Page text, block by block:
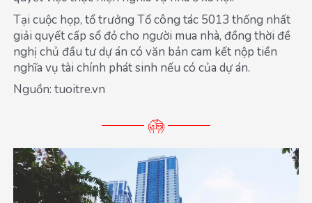
Tại cuộc họp, tổ trưởng Tổ công tác 5013 thống nhất
giải quyết cấp sổ đỏ cho người mua nhà, đồng thời đề
nghị chủ đầu tư dự án có văn bản cam kết nộp tiền
nghĩa vụ tài chính phát sinh nếu có của dự án.
Nguồn: tuoitre.vn